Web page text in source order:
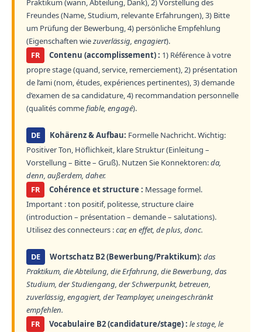
Praktikum (wann, Abteilung, Dank), 2) Vorstellung des
Freundes (Name, Studium, relevante Erfahrungen), 3) Bitte
um Prüfung der Bewerbung, 4) persönliche Empfehlung
(Eigenschaften wiezuverlässig, engagiert).
FR
Contenu (accomplissement) : 1) Référence à votre
propre stage (quand, service, remerciement), 2) présentation
de l’ami (nom, études, expériences pertinentes), 3) demande
d’examen de sa candidature, 4) recommandation personnelle
(qualités commefiable, engagé).
DE Kohärenz & Aufbau: Formelle Nachricht. Wichtig:
Positiver Ton, Höflichkeit, klare Struktur (Einleitung –
Vorstellung – Bitte – Gruß). Nutzen Sie Konnektoren:da,
denn, außerdem, daher.
FR
Cohérence et structure : Message formel.
Important : ton positif, politesse, structure claire
(introduction – présentation – demande – salutations).
Utilisez des connecteurs :car, en effet, de plus, donc.
DE Wortschatz B2 (Bewerbung/Praktikum): das
Praktikum, die Abteilung, die Erfahrung, die Bewerbung, das
Studium, der Studiengang, der Schwerpunkt, betreuen,
zuverlässig, engagiert, der Teamplayer, uneingeschränkt
empfehlen.
FR
Vocabulaire B2 (candidature/stage) : le stage, le